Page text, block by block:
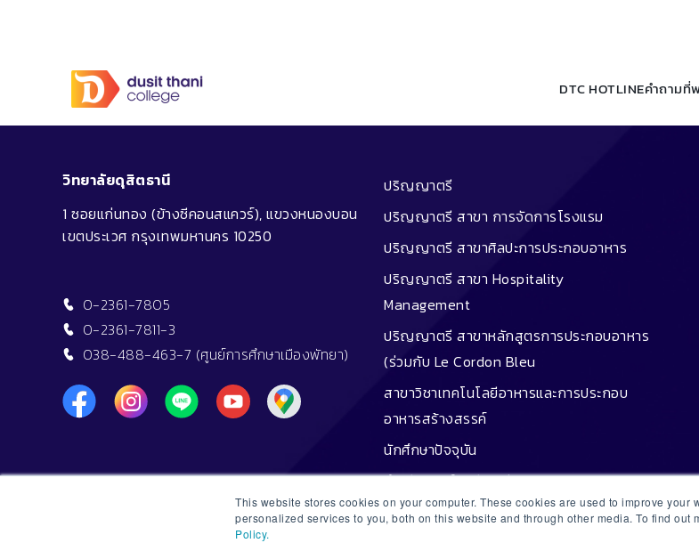
This website stores cookies on your computer. These cookies are used to improve your
personalized services to you, both on this website and through other media. To find out
Policy.
DTC HOTLINEคำถามที่
วิทยาลัยดุสิตธานี
1 ซอยแก่นทอง (ข้างซีคอนสแควร์), แขวงหนองบอน
เขตประเวศ กรุงเทพมหานคร 10250
0-2361-7805
0-2361-7811-3
038-488-463-7 (ศูนย์การศึกษาเมืองพัทยา)
ปริญญาตรี
ปริญญาตรี สาขา การจัดการโรงแรม
ปริญญาตรี สาขาศิลปะการประกอบอาหาร
ปริญญาตรี สาขา Hospitality
Management
ปริญญาตรี สาขาหลักสูตรการประกอบอาหาร
(ร่วมกับ Le Cordon Bleu
สาขาวิชาเทคโนโลยีอาหารและการประกอบ
อาหารสร้างสรรค์
นักศึกษาปัจจุบัน
สำหรับผู้สนใจสมัครเรียน
สำหรับผู้ปกครอง